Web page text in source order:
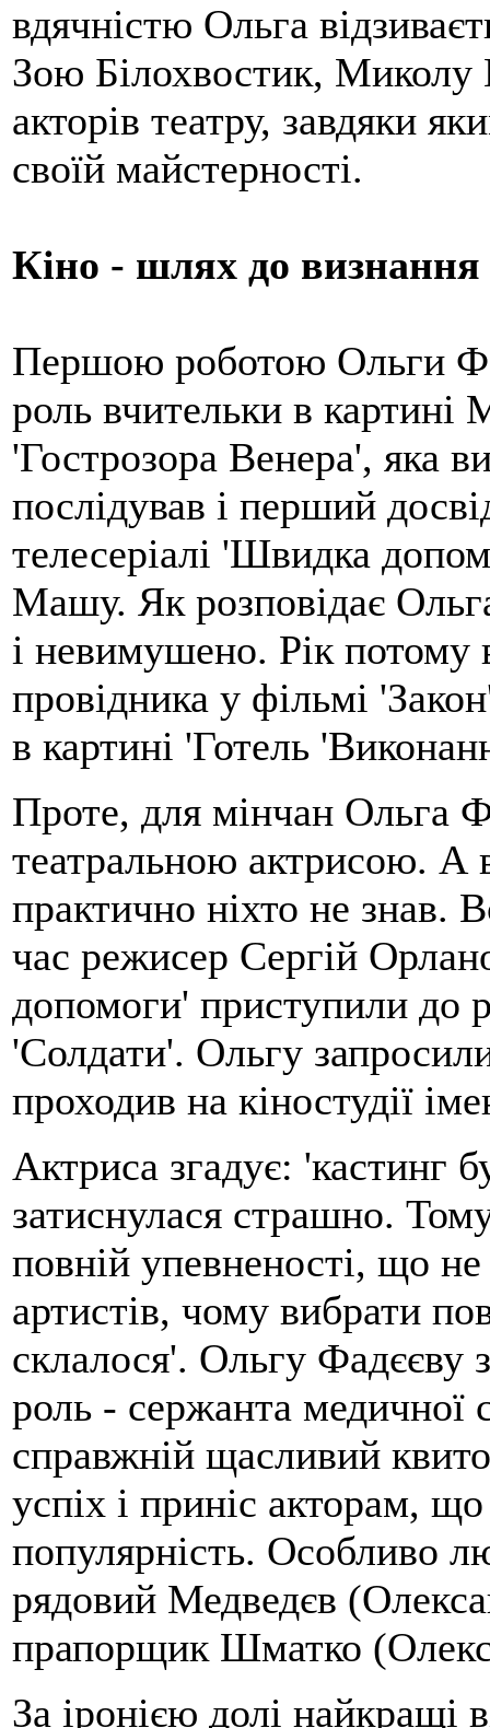
вдячністю Ольга
Зою Білохвостик, Миколу
акторів театру, завдяки
своїй майстерності.
Кіно - шлях до визнання
Першою роботою Ольги
роль вчительки в картині
'Гострозора Венера', яка
послідував і перший
телесеріалі 'Швидка
Машу. Як розповідає
і невимушено. Рік потому
провідника у фільмі
в картині 'Готель
Проте, для мінчан Ольга
театральною актрисою. А
практично ніхто не знав.
час режисер Сергій
допомоги' приступили до
'Солдати'. Ольгу
проходив на кіностудії
Актриса згадує: 'кастинг
затиснулася страшно.
повній упевненості, що
артистів, чому вибрати
склалося'. Ольгу Фадєєву
роль - сержанта медичної
справжній щасливий
успіх і приніс акторам,
популярність. Особливо
рядовий Медведєв
прапорщик Шматко
За іронією долі найкращі